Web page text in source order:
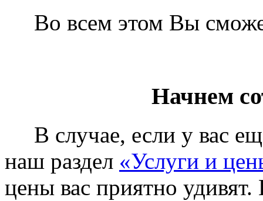
Во всем этом Вы
Начнем
В случае, если у вас
наш раздел «Услуги и
цены вас приятно